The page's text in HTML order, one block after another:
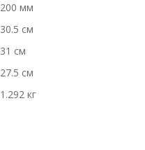
200 мм
30.5 см
31 см
27.5 см
1.292 кг